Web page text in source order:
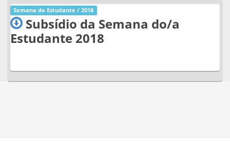
Semana do Estudante / 2018
Subsídio da Semana do/a
Estudante 2018